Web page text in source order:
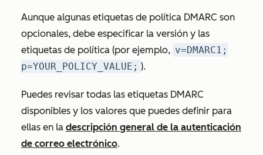
Aunque algunas etiquetas de política DMARC son
opcionales, debe especificar la versión y las
etiquetas de política (por ejemplo, v=DMARC1;
p=YOUR_POLICY_VALUE; ).
Puedes revisar todas las etiquetas DMARC
disponibles y los valores que puedes definir para
ellas en la descripción general de la autenticación
de correo electrónico.